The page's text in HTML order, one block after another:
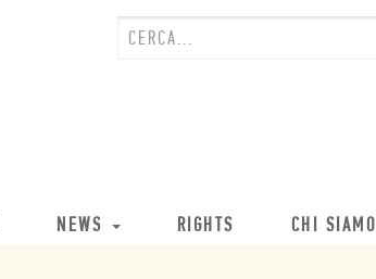
NEWS RIGHTS CHI SIAMO